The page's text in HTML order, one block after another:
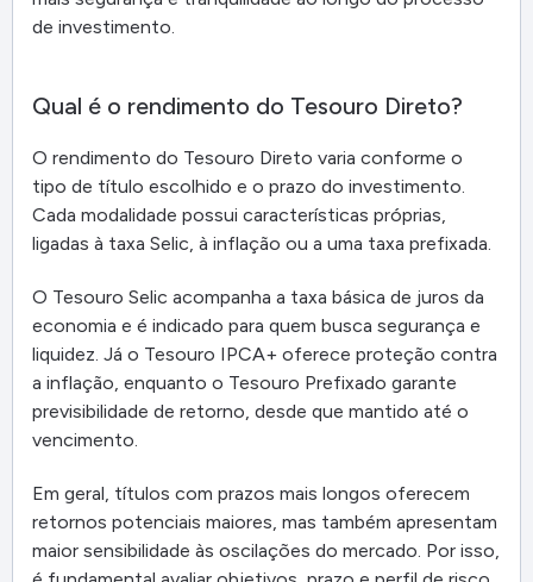
de investimento.
Qual é o rendimento do Tesouro Direto?
O rendimento do Tesouro Direto varia conforme o
tipo de título escolhido e o prazo do investimento.
Cada modalidade possui características próprias,
ligadas à taxa Selic, à inflação ou a uma taxa prefixada.
O Tesouro Selic acompanha a taxa básica de juros da
economia e é indicado para quem busca segurança e
liquidez. Já o Tesouro IPCA+ oferece proteção contra
a inflação, enquanto o Tesouro Prefixado garante
previsibilidade de retorno, desde que mantido até o
vencimento.
Em geral, títulos com prazos mais longos oferecem
retornos potenciais maiores, mas também apresentam
maior sensibilidade às oscilações do mercado. Por isso,